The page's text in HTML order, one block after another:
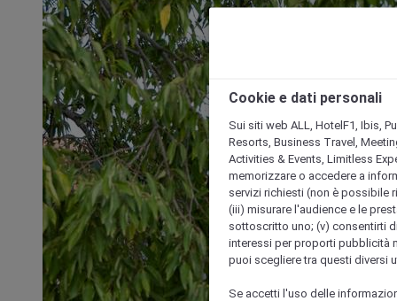
Cookie e dati personali
Sui siti web ALL, HotelF1, Ibis,
Resorts, Business Travel,
Activities & Events, Limitless
memorizzare o accedere a
servizi richiesti (non è possibile
(iii) misurare l'audience e le
sottoscritto uno; (v) consentirti
interessi per proporti pubblicità
puoi scegliere tra questi diversi
Se accetti l'uso delle